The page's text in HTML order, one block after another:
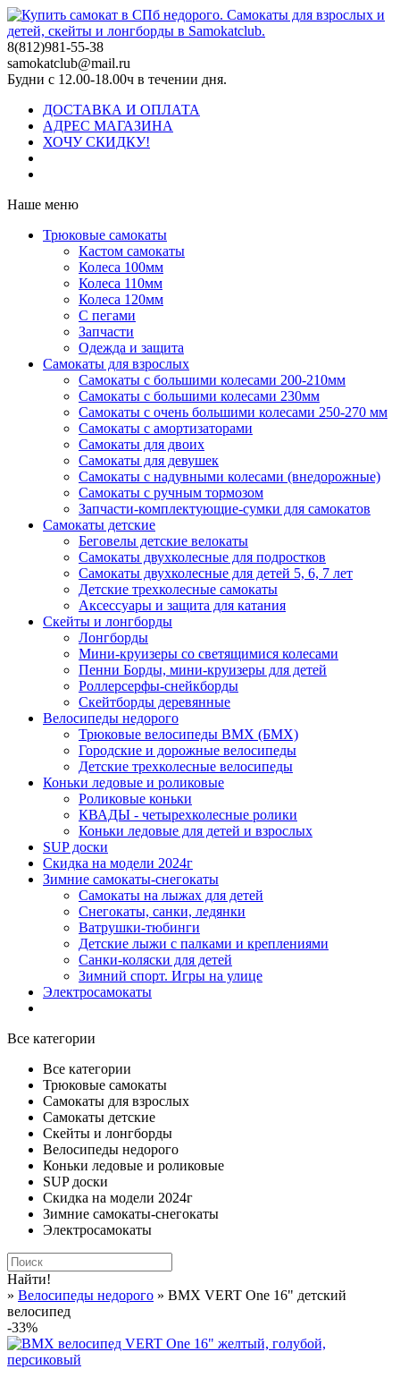
8(812)981-55-38
samokatclub@mail.ru
Будни с 12.00-18.00ч в течении дня.
ДОСТАВКА И ОПЛАТА
АДРЕС МАГАЗИНА
ХОЧУ СКИДКУ!
Наше меню
Трюковые самокаты
Кастом самокаты
Колеса 100мм
Колеса 110мм
Колеса 120мм
С пегами
Запчасти
Одежда и защита
Самокаты для взрослых
Самокаты с большими колесами 200-210мм
Самокаты с большими колесами 230мм
Самокаты с очень большими колесами 250-270 мм
Самокаты с амортизаторами
Самокаты для двоих
Самокаты для девушек
Самокаты с надувными колесами (внедорожные)
Самокаты с ручным тормозом
Запчасти-комплектующие-сумки для самокатов
Самокаты детские
Беговелы детские велокаты
Самокаты двухколесные для подростков
Самокаты двухколесные для детей 5, 6, 7 лет
Детские трехколесные самокаты
Аксессуары и защита для катания
Cкейты и лонгборды
Лонгборды
Мини-круизеры со светящимися колесами
Пенни Борды, мини-круизеры для детей
Роллерсерфы-снейкборды
Скейтборды деревянные
Велосипеды недорого
Трюковые велосипеды BMX (БМХ)
Городские и дорожные велосипеды
Детские трехколесные велосипеды
Коньки ледовые и роликовые
Роликовые коньки
КВАДЫ - четырехколесные ролики
Коньки ледовые для детей и взрослых
SUP доски
Скидка на модели 2024г
Зимние самокаты-снегокаты
Самокаты на лыжах для детей
Снегокаты, санки, ледянки
Ватрушки-тюбинги
Детские лыжи с палками и креплениями
Санки-коляски для детей
Зимний спорт. Игры на улице
Электросамокаты
Все категории
Все категории
Трюковые самокаты
Самокаты для взрослых
Самокаты детские
Cкейты и лонгборды
Велосипеды недорого
Коньки ледовые и роликовые
SUP доски
Скидка на модели 2024г
Зимние самокаты-снегокаты
Электросамокаты
Найти!
» Велосипеды недорого » BMX VERT One 16" детский
велосипед
-33%